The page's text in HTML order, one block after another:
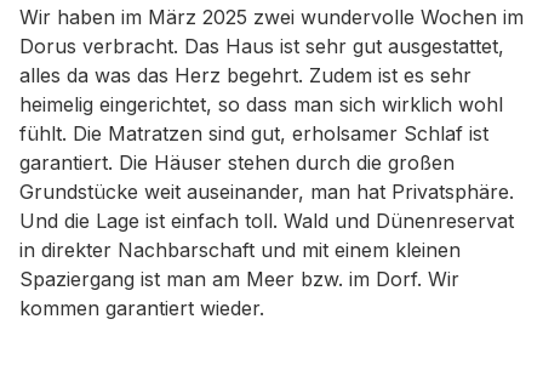
Wir haben im März 2025 zwei wundervolle Wochen im
Dorus verbracht. Das Haus ist sehr gut ausgestattet,
alles da was das Herz begehrt. Zudem ist es sehr
heimelig eingerichtet, so dass man sich wirklich wohl
fühlt. Die Matratzen sind gut, erholsamer Schlaf ist
garantiert. Die Häuser stehen durch die großen
Grundstücke weit auseinander, man hat Privatsphäre.
Und die Lage ist einfach toll. Wald und Dünenreservat
in direkter Nachbarschaft und mit einem kleinen
Spaziergang ist man am Meer bzw. im Dorf. Wir
kommen garantiert wieder.